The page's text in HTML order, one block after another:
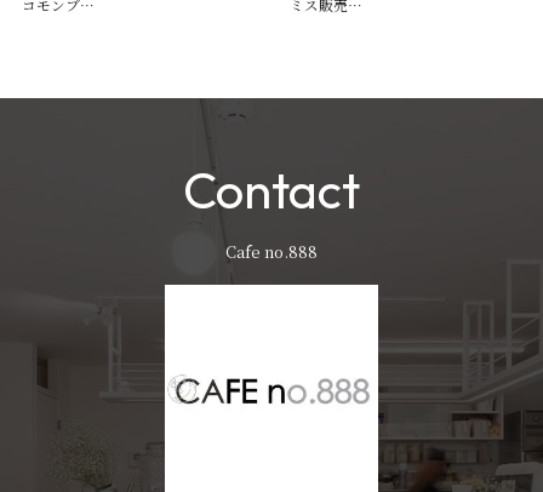
コモンブ…
ミス販売…
Contact
Cafe no.888